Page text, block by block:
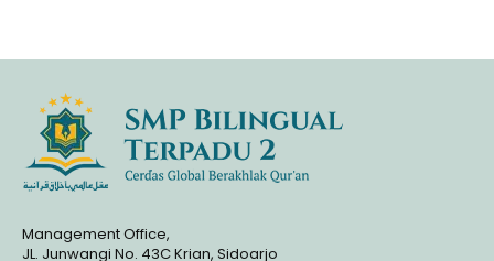
Management Office,
JL. Junwangi No. 43C Krian, Sidoarjo